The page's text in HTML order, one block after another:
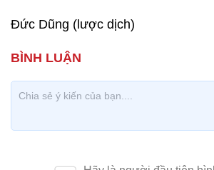
Đức Dũng (lược dịch)